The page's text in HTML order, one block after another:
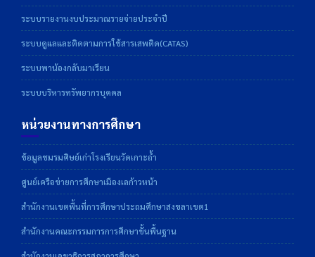
ระบบรายงานงบประมาณรายจ่ายประจำปี
ระบบดูแลและติดตามการใช้สารเสพติด(CATAS)
ระบบพาน้องกลับมาเรียน
ระบบบริหารทรัพยากรบุคคล
หน่วยงานทางการศึกษา
ข้อมูลชมรมศิษย์เก่าโรงเรียนวัดเกาะถ้ำ
ศูนย์เครือข่ายการศึกษาเมืองเลก้าวหน้า
สำนักงานเขตพื้นที่การศึกษาประถมศึกษาสงขลาเขต1
สำนักงานคณะกรรมการการศึกษาขั้นพื้นฐาน